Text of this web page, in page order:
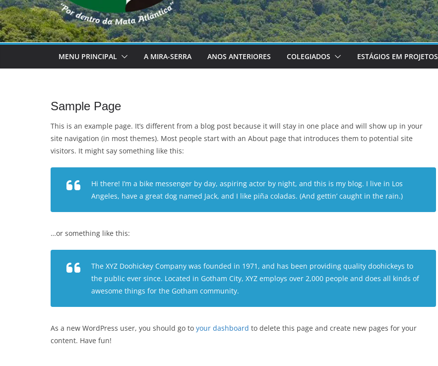
MENU PRINCIPAL A MIRA-SERRA ANOS ANTERIORES COLEGIADOS ESTÁGIOS EM PROJETOS
Sample Page
This is an example page. It’s different from a blog post because it will stay in one place and will show up in your
site navigation (in most themes). Most people start with an About page that introduces them to potential site
visitors. It might say something like this:
Hi there! I’m a bike messenger by day, aspiring actor by night, and this is my blog. I live in Los
Angeles, have a great dog named Jack, and I like piña coladas. (And gettin’ caught in the rain.)
…or something like this:
The XYZ Doohickey Company was founded in 1971, and has been providing quality doohickeys to
the public ever since. Located in Gotham City, XYZ employs over 2,000 people and does all kinds of
awesome things for the Gotham community.
As a new WordPress user, you should go to your dashboard to delete this page and create new pages for your
content. Have fun!